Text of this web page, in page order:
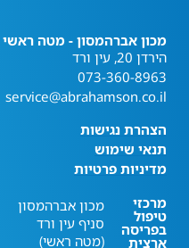
מכון אברהמסון - מטה ראשי
הירדן 20, עין ורד
073-360-8963
service@abrahamson.co.il
הצהרת נגישות
תנאי שימוש
מדיניות פרטיות
מרכזי
טיפול
בפריסה
ארצית
מכון אברהמסון
סניף עין ורד
(מטה ראשי)